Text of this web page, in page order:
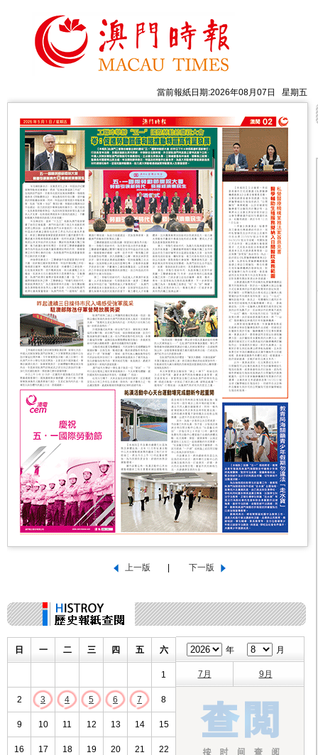
當前報紙日期:2026年08月07日 星期五
日 一 二 三 四 五 六
1
2 3 4 5 6 7 8
9 10 11 12 13 14 15
16 17 18 19 20 21 22
年 月
7月 9月